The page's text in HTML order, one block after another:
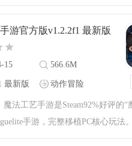
尸的同人游戏，根据你的抉择你
游官方版v1.2.2f1 最新版
15 566.6M
最新版 动作冒险
魔法工艺手游是Steam92%好评的“
手游，完整移植PC核心玩法